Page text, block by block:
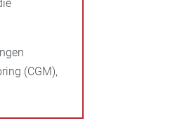
(CGM),